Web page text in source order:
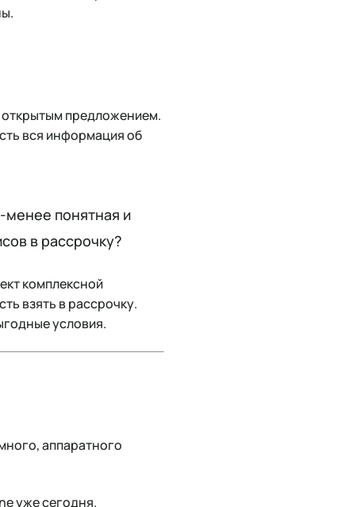
открытым предложением.
вся информация об
менее понятная и
в рассрочку?
комплексной
взять в рассрочку.
условия.
аппаратного
уже сегодня.